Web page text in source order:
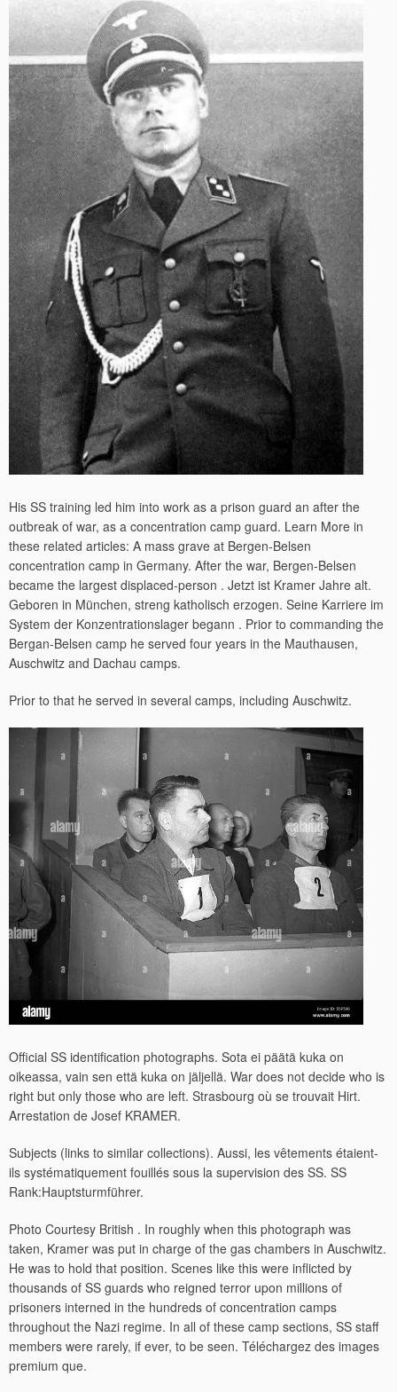
His SS training led him into work as a prison guard an after the
outbreak of war, as a concentration camp guard. Learn More in
these related articles: A mass grave at Bergen-Belsen
concentration camp in Germany. After the war, Bergen-Belsen
became the largest displaced-person . Jetzt ist Kramer Jahre alt.
Geboren in München, streng katholisch erzogen. Seine Karriere im
System der Konzentrationslager begann . Prior to commanding the
Bergan-Belsen camp he served four years in the Mauthausen,
Auschwitz and Dachau camps.
Prior to that he served in several camps, including Auschwitz.
Official SS identification photographs. Sota ei päätä kuka on
oikeassa, vain sen että kuka on jäljellä. War does not decide who is
right but only those who are left. Strasbourg où se trouvait Hirt.
Arrestation de Josef KRAMER.
Subjects (links to similar collections). Aussi, les vêtements étaient-
ils systématiquement fouillés sous la supervision des SS. SS
Rank:Hauptsturmführer.
Photo Courtesy British . In roughly when this photograph was
taken, Kramer was put in charge of the gas chambers in Auschwitz.
He was to hold that position. Scenes like this were inflicted by
thousands of SS guards who reigned terror upon millions of
prisoners interned in the hundreds of concentration camps
throughout the Nazi regime. In all of these camp sections, SS staff
members were rarely, if ever, to be seen. Téléchargez des images
premium que.